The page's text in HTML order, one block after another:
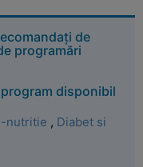
de
programări
disponibil
nutritie , Diabet si